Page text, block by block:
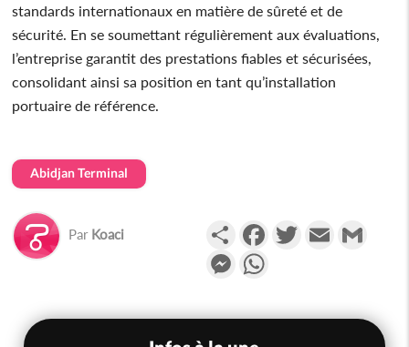
standards internationaux en matière de sûreté et de
sécurité. En se soumettant régulièrement aux évaluations,
l’entreprise garantit des prestations fiables et sécurisées,
consolidant ainsi sa position en tant qu’installation
portuaire de référence.
Abidjan Terminal
Par Koaci PartagerFacebookTwitterEmail
Messenger